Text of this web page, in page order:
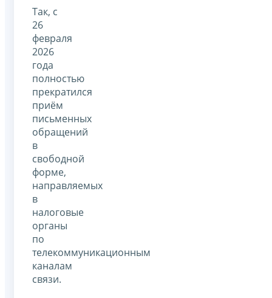
Так, с
26
февраля
2026
года
полностью
прекратился
приём
письменных
обращений
в
свободной
форме,
направляемых
в
налоговые
органы
по
телекоммуникационным
каналам
связи.